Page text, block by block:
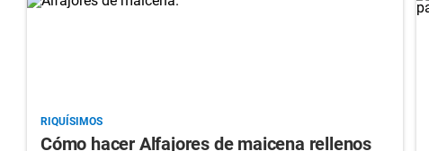
RIQUÍSIMOS
Cómo hacer Alfajores de maicena rellenos